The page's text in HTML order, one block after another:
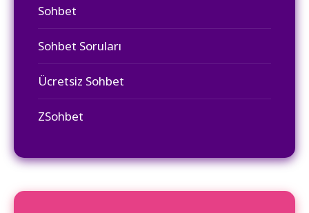
Sohbet
Sohbet Soruları
Ücretsiz Sohbet
ZSohbet